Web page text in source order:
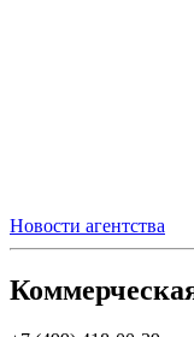
Новости агентства